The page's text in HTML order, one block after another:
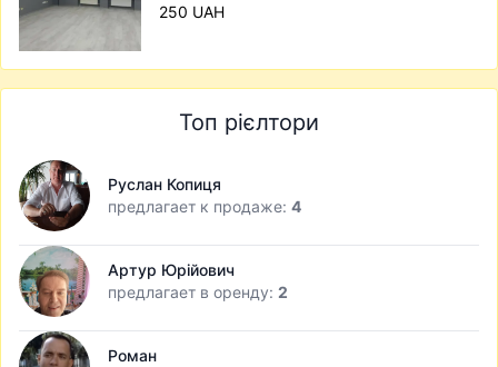
250 UAH
Топ рієлтори
Руслан Копиця
предлагает к продаже: 4
Артур Юрійович
предлагает в оренду: 2
Роман